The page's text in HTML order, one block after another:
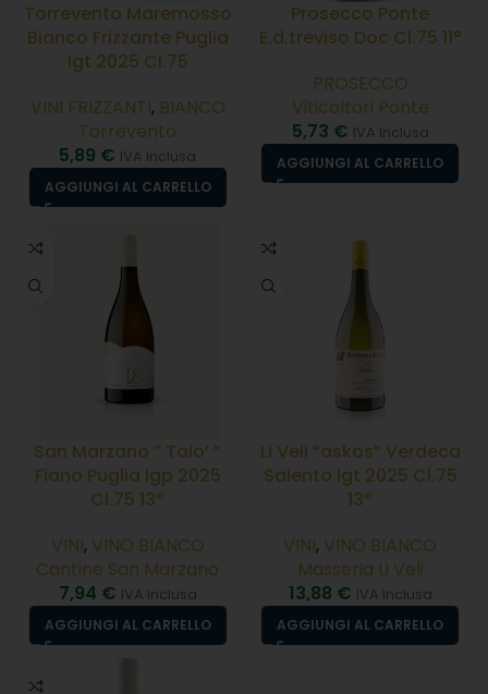
Torrevento Maremosso
Bianco Frizzante Puglia
Igt 2025 Cl.75
VINI FRIZZANTI, BIANCO
Torrevento
5,89 € IVA Inclusa
AGGIUNGI AL CARRELLO
Prosecco Ponte
E.d.treviso Doc Cl.75 11°
PROSECCO
Viticoltori Ponte
5,73 € IVA Inclusa
AGGIUNGI AL CARRELLO
San Marzano ” Talo’ ”
Fiano Puglia Igp 2025
Cl.75 13°
VINI, VINO BIANCO
Cantine San Marzano
7,94 € IVA Inclusa
AGGIUNGI AL CARRELLO
Li Veli “askos” Verdeca
Salento Igt 2025 Cl.75
13°
VINI, VINO BIANCO
Masseria Li Veli
13,88 € IVA Inclusa
AGGIUNGI AL CARRELLO